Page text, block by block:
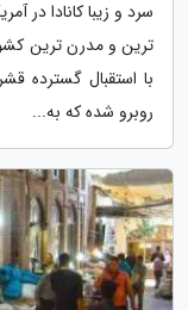
ترین و مدرن ترین
با استقبال گسترده
روبرو شده که به...